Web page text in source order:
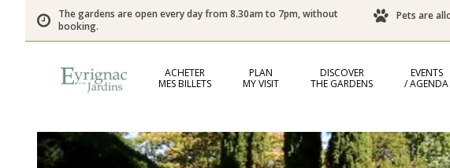
The gardens are open every day from 8.30am to 7pm, without
booking.
Pets are
ACHETER
MES BILLETS
PLAN
MY VISIT
DISCOVER
THE GARDENS
EVENTS
/ AGENDA